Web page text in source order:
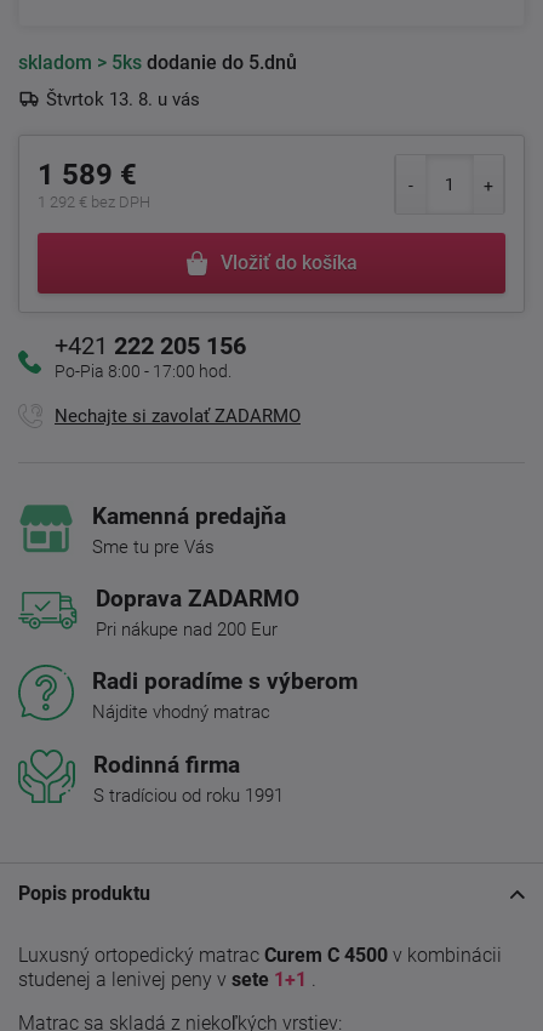
skladom > 5ks dodanie do 5.dnů
Štvrtok 13. 8. u vás
1 589 €
1 292 € bez DPH
Vložiť do košíka
+421 222 205 156
Po-Pia 8:00 - 17:00 hod.
Nechajte si zavolať ZADARMO
Kamenná predajňa
Sme tu pre Vás
Doprava ZADARMO
Pri nákupe nad 200 Eur
Radi poradíme s výberom
Nájdite vhodný matrac
Rodinná firma
S tradíciou od roku 1991
Popis produktu
Luxusný ortopedický matrac Curem C 4500 v kombinácii
studenej a lenivej peny v sete 1+1 .
Matrac sa skladá z niekoľkých vrstiev: